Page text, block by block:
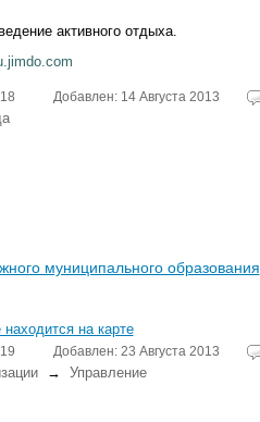
активного отдыха.
Добавлен: 14 Августа 2013
муниципального образования
находится на карте
Добавлен: 23 Августа 2013
→ Управление